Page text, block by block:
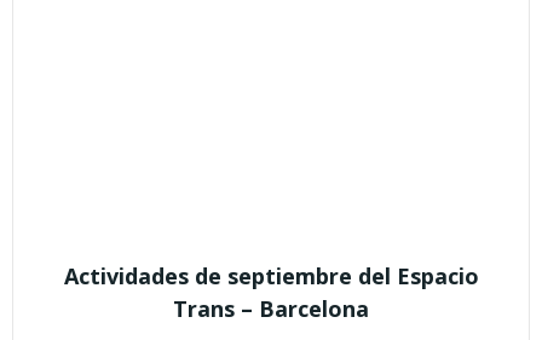
Actividades de septiembre del Espacio
Trans – Barcelona